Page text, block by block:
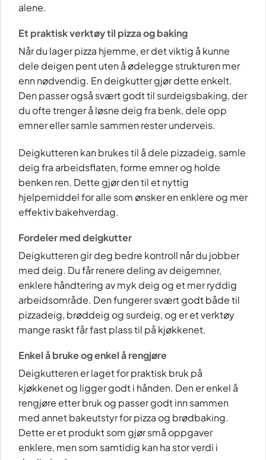
alene.
Et praktisk verktøy til pizza og baking
Når du lager pizza hjemme, er det viktig å kunne
dele deigen pent uten å ødelegge strukturen mer
enn nødvendig. En deigkutter gjør dette enkelt.
Den passer også svært godt til surdeigsbaking, der
du ofte trenger å løsne deig fra benk, dele opp
emner eller samle sammen rester underveis.
Deigkutteren kan brukes til å dele pizzadeig, samle
deig fra arbeidsflaten, forme emner og holde
benken ren. Dette gjør den til et nyttig
hjelpemiddel for alle som ønsker en enklere og mer
effektiv bakehverdag.
Fordeler med deigkutter
Deigkutteren gir deg bedre kontroll når du jobber
med deig. Du får renere deling av deigemner,
enklere håndtering av myk deig og et mer ryddig
arbeidsområde. Den fungerer svært godt både til
pizzadeig, brøddeig og surdeig, og er et verktøy
mange raskt får fast plass til på kjøkkenet.
Enkel å bruke og enkel å rengjøre
Deigkutteren er laget for praktisk bruk på
kjøkkenet og ligger godt i hånden. Den er enkel å
rengjøre etter bruk og passer godt inn sammen
med annet bakeutstyr for pizza og brødbaking.
Dette er et produkt som gjør små oppgaver
enklere, men som samtidig kan ha stor verdi i